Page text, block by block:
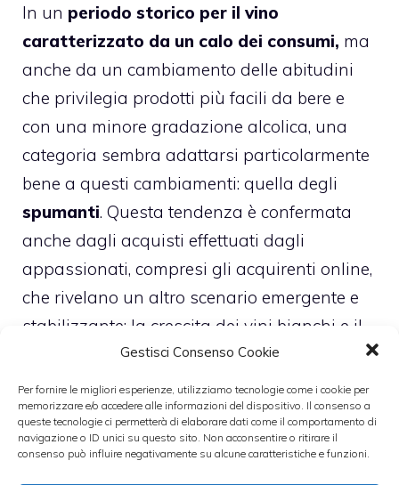
Gestisci Consenso Cookie
Per fornire le migliori esperienze, utilizziamo tecnologie come i cookie per
memorizzare e/o accedere alle informazioni del dispositivo. Il consenso a
queste tecnologie ci permetterà di elaborare dati come il comportamento di
navigazione o ID unici su questo sito. Non acconsentire o ritirare il
consenso può influire negativamente su alcune caratteristiche e funzioni.
In un periodo storico per il vino
caratterizzato da un calo dei consumi, ma
anche da un cambiamento delle abitudini
che privilegia prodotti più facili da bere e
con una minore gradazione alcolica, una
categoria sembra adattarsi particolarmente
bene a questi cambiamenti: quella degli
spumanti. Questa tendenza è confermata
anche dagli acquisti effettuati dagli
appassionati, compresi gli acquirenti online,
che rivelano un altro scenario emergente e
stabilizzante: la crescita dei vini bianchi e il
declino dei rossi.